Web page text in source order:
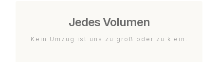
Jedes Volumen
Kein Umzug ist uns zu groß oder zu klein.